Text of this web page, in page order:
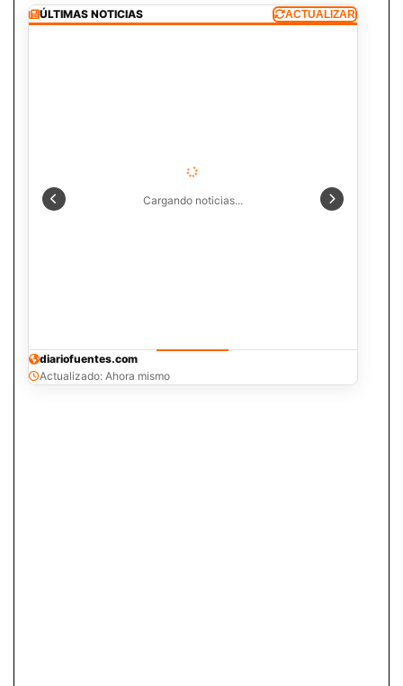
ÚLTIMAS NOTICIAS ACTUALIZAR
Cargando noticias...
diariofuentes.com
Actualizado: Ahora mismo